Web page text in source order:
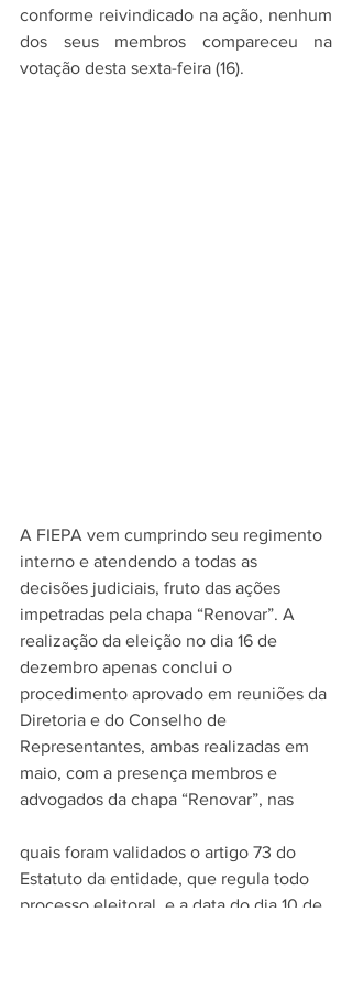
conforme reivindicado na ação, nenhum
dos seus membros compareceu na
votação desta sexta-feira (16).
A FIEPA vem cumprindo seu regimento
interno e atendendo a todas as
decisões judiciais, fruto das ações
impetradas pela chapa “Renovar”. A
realização da eleição no dia 16 de
dezembro apenas conclui o
procedimento aprovado em reuniões da
Diretoria e do Conselho de
Representantes, ambas realizadas em
maio, com a presença membros e
advogados da chapa “Renovar”, nas
quais foram validados o artigo 73 do
Estatuto da entidade, que regula todo
processo eleitoral, e a data do dia 10 de